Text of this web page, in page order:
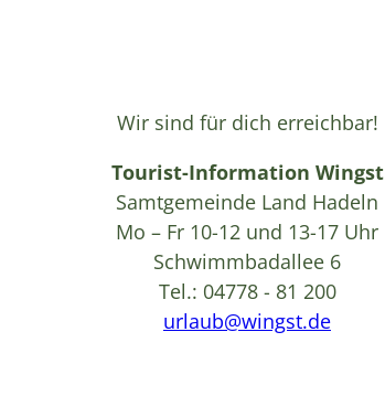
Wir sind für dich erreichbar!
Tourist-Information Wingst
Samtgemeinde Land Hadeln
Mo – Fr 10-12 und 13-17 Uhr
Schwimmbadallee 6
Tel.: 04778 - 81 200
urlaub@wingst.de